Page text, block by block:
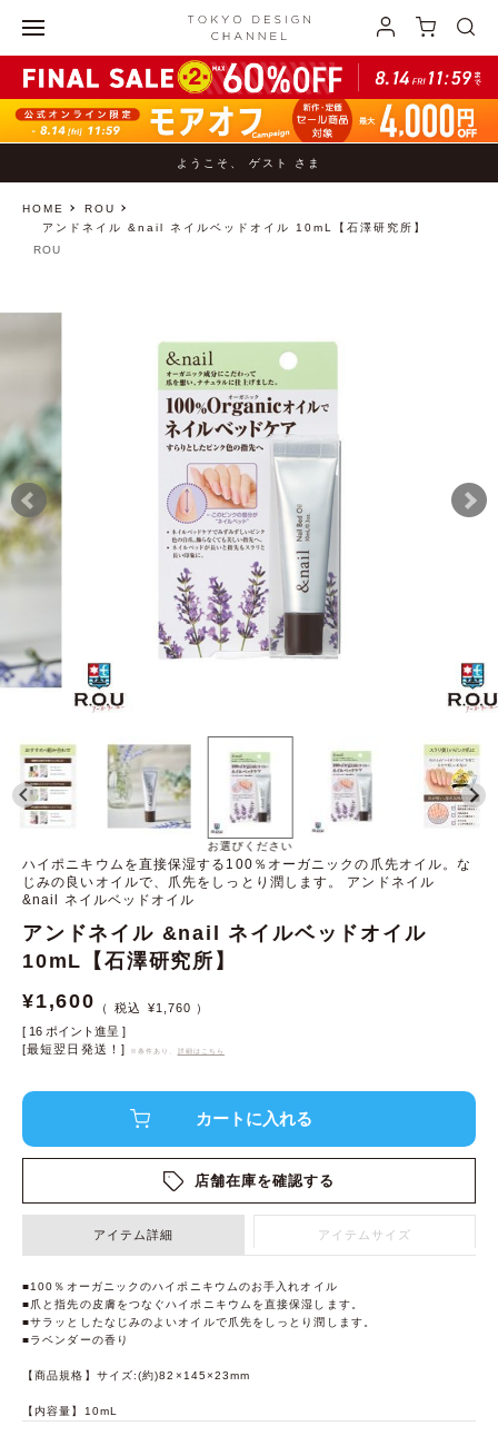
ようこそ、 ゲスト さま
HOME
ROU
アンドネイル &nail ネイルベッドオイル 10mL【石澤研究所】
お選びください
ROU
ハイポニキウムを直接保湿する100％オーガニックの爪先オイル。な
じみの良いオイルで、爪先をしっとり潤します。 アンドネイル
&nail ネイルベッドオイル
アンドネイル &nail ネイルベッドオイル
10mL【石澤研究所】
¥1,600 ¥1,760
[ 16 ポイント進呈 ]
[最短翌日発送！]
※条件あり、 詳細はこちら
店舗在庫を確認する
アイテム詳細 アイテムサイズ
■100％オーガニックのハイポニキウムのお手入れオイル
■爪と指先の皮膚をつなぐハイポニキウムを直接保湿します。
■サラッとしたなじみのよいオイルで爪先をしっとり潤します。
■ラベンダーの香り
【商品規格】サイズ:(約)82×145×23mm
【内容量】10mL